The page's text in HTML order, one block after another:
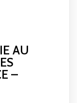
AU
–